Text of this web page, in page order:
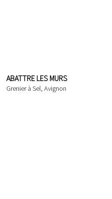
ABATTRE LES MURS
Grenier à Sel, Avignon